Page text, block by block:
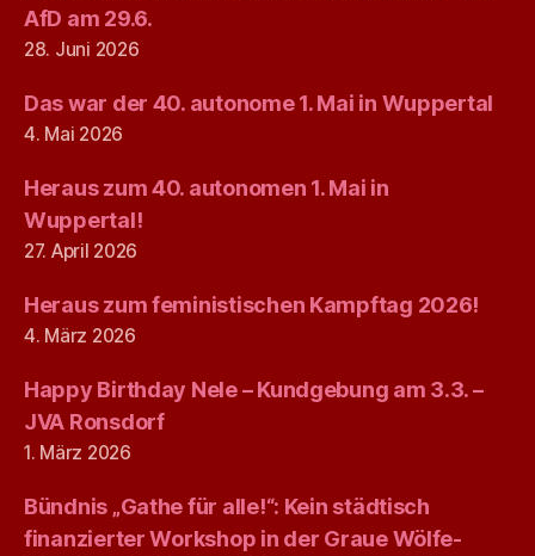
AfD am 29.6.
28. Juni 2026
Das war der 40. autonome 1. Mai in Wuppertal
4. Mai 2026
Heraus zum 40. autonomen 1. Mai in
Wuppertal!
27. April 2026
Heraus zum feministischen Kampftag 2026!
4. März 2026
Happy Birthday Nele – Kundgebung am 3.3. –
JVA Ronsdorf
1. März 2026
Bündnis „Gathe für alle!“: Kein städtisch
finanzierter Workshop in der Graue Wölfe-